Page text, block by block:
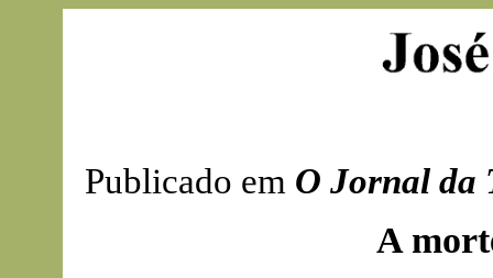
Publicado em O Jornal da
A